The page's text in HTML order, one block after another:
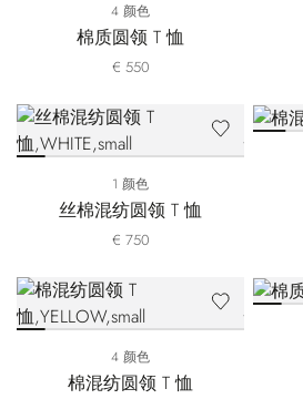
4 颜色
棉质圆领 T 恤
€ 550
1 颜色
丝棉混纺圆领 T 恤
€ 750
4 颜色
棉混纺圆领 T 恤